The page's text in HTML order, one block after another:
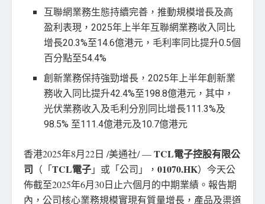
互聯網業務生態持續完善，推動規模增長及高
盈利表現，2025年上半年互聯網業務收入同比
增長20.3%至14.6億港元，毛利率同比提升0.5個
百分點至54.4%
創新業務保持強勁增長，2025年上半年創新業
務收入同比提升42.4%至198.8億港元，其中，
光伏業務收入及毛利分別同比增長111.3%及
98.5% 至111.4億港元及10.7億港元
香港2025年8月22日 /美通社/ —TCL電子控股有限公
司 （「TCL電子」或「公司」， 01070.HK）今天公
佈截至2025年6月30日止六個月的中期業績。報告期
內，公司核心業務規模實現有質量增長，產品及渠道